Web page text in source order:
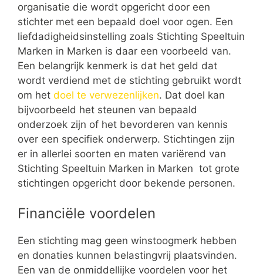
organisatie die wordt opgericht door een
stichter met een bepaald doel voor ogen. Een
liefdadigheidsinstelling zoals Stichting Speeltuin
Marken in Marken is daar een voorbeeld van.
Een belangrijk kenmerk is dat het geld dat
wordt verdiend met de stichting gebruikt wordt
om het doel te verwezenlijken. Dat doel kan
bijvoorbeeld het steunen van bepaald
onderzoek zijn of het bevorderen van kennis
over een specifiek onderwerp. Stichtingen zijn
er in allerlei soorten en maten variërend van
Stichting Speeltuin Marken in Marken tot grote
stichtingen opgericht door bekende personen.
Financiële voordelen
Een stichting mag geen winstoogmerk hebben
en donaties kunnen belastingvrij plaatsvinden.
Een van de onmiddellijke voordelen voor het